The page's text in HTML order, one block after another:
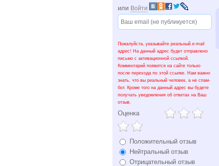
или Войти
Пожалуйста, указывайте реальный e-mail
адрес! На данный адрес будет отправлено
письмо с активационной ссылкой.
Комментарий появится на сайте только
после перехода по этой ссылке. Нам важно
знать, что вы реальный человек, а не спам-
бот. Кроме того на данный адрес вы будете
получать уведомления об ответах на Ваш
отзыв.
Оценка
Положительный отзыв
Нейтральный отзыв
Отрицательный отзыв